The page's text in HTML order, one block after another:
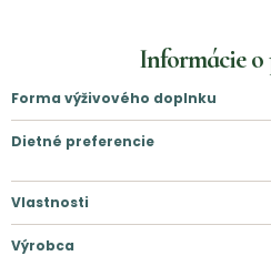
Informácie
Forma výživového doplnku
Dietné preferencie
Vlastnosti
Výrobca